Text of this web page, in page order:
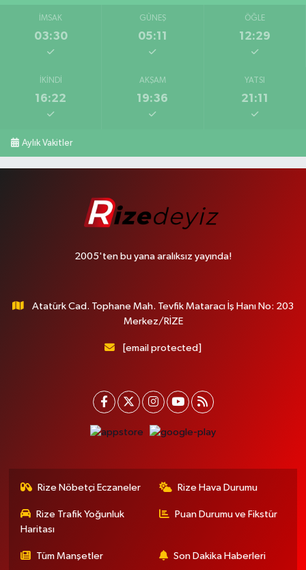
İMSAK
03:30
GÜNEŞ
05:11
ÖĞLE
12:29
İKINDI
16:22
AKŞAM
19:36
YATSI
21:11
Aylık Vakitler
2005'ten bu yana aralıksız yayında!
Atatürk Cad. Tophane Mah. Tevfik Mataracı İş Hanı No: 203
Merkez/RİZE
[email protected]
Rize Nöbetçi Eczaneler Rize Hava Durumu
Rize Trafik Yoğunluk
Haritası
Puan Durumu ve Fikstür
Tüm Manşetler Son Dakika Haberleri